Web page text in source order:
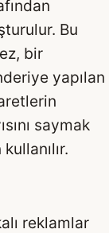
Bu
bir
yapılan
saymak
reklamlar